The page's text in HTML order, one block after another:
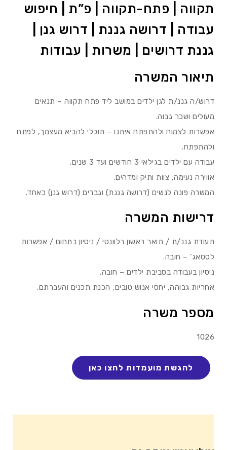
תקווה | פתח-תקווה | פ”ת | חיפוש
עבודה | דרושה גננת | דרוש גנן |
גננת דרושים | משרות | עבודות
תיאור המשרה
דרוש/ה גננ/ת לגן ילדים במושב ליד פתח תקווה – תנאים
מעולים ושכר גבוה.
אפשרות לצמוח ולהתפתח איתנו – תוכלי להביא מעצמך, לפתח
ולהתפתח.
עבודה עם ילדים בגילאי 3 חודשים ועד 3 שנים.
אווירה נעימה, צוות ותיק ומדהים.
המשרה פונה לנשים (דרושה גננת) וגברים (דרוש גנן) כאחד.
דרישות המשרה
תעודת גננ/ת / תואר ראשון רלוונטי / ניסיון בתחום / אפשרות
לסטאג’ – חובה.
ניסיון בעבודה בסביבת ילדים – חובה.
אחריות גבוהה, יחסי אנוש טובים, הכנת תכנים והעברתם.
מספר משרה
1026